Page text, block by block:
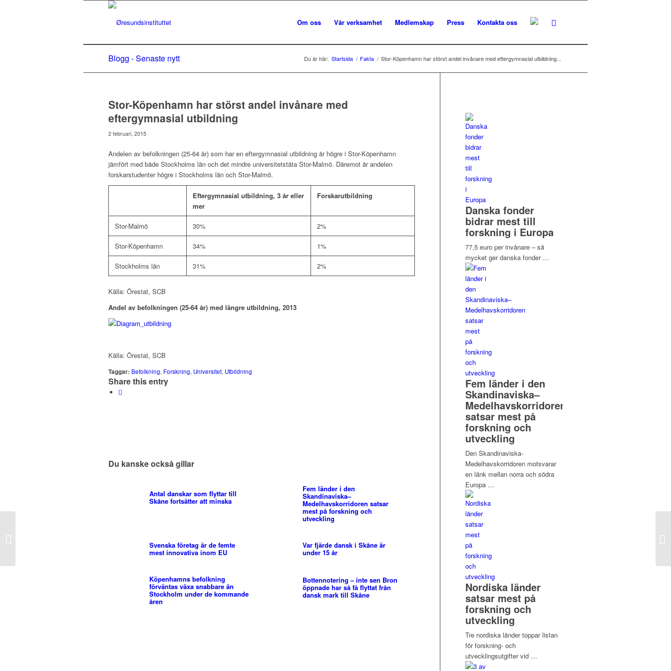
Om oss Vår verksamhet Medlemskap Press Kontakta oss
Blogg - Senaste nytt Du är här: Startsida / Fakta / Stor-Köpenhamn har störst andel invånare med eftergymnasial utbildning...
Stor-Köpenhamn har störst andel invånare med
eftergymnasial utbildning
2 februari, 2015
Andelen av befolkningen (25-64 år) som har en eftergymnasial utbildning är högre i Stor-Köpenhamn
jämfört med både Stockholms län och det mindre universitetstäta Stor-Malmö. Däremot är andelen
forskarstudenter högre i Stockholms län och Stor-Malmö.
Eftergymnasial utbildning, 3 år eller
mer
Forskarutbildning
Stor-Malmö 30% 2%
Stor-Köpenhamn 34% 1%
Stockholms län 31% 2%
Källa: Örestat, SCB
Andel av befolkningen (25-64 år) med längre utbildning, 2013
Källa: Örestat, SCB
Taggar: Befolkning, Forskning, Universitet, Utbildning
Share this entry
Du kanske också gillar
Antal danskar som flyttar till
Skåne fortsätter att minska
Fem länder i den
Skandinaviska–
Medelhavskorridoren satsar
mest på forskning och
utveckling
Svenska företag är de femte
mest innovativa inom EU
Var fjärde dansk i Skåne är
under 15 år
Köpenhamns befolkning
förväntas växa snabbare än
Stockholm under de kommande
åren
Bottennotering – inte sen Bron
öppnade har så få flyttat från
dansk mark till Skåne
Danska fonder
bidrar mest till
forskning i Europa
77,5 euro per invånare – så
mycket ger danska fonder …
Fem länder i den
Skandinaviska–
Medelhavskorridoren
satsar mest på
forskning och
utveckling
Den Skandinaviska-
Medelhavskorridoren motsvarar
en länk mellan norra och södra
Europa …
Nordiska länder
satsar mest på
forskning och
utveckling
Tre nordiska länder toppar listan
för forskning- och
utvecklingsutgifter vid …